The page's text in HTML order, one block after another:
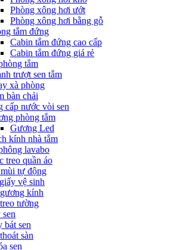
Phòng xông hơi ướt
Phòng xông hơi bằng gỗ
tắm đứng
Cabin tắm đứng cao cấp
Cabin tắm đứng giá rẻ
tắm
trượt sen tắm
xà phòng
bàn chải
cấp nước vòi sen
phòng tắm
Gương Led
kính nhà tắm
lavabo
treo quần áo
tự động
vệ sinh
kính
tường
sen
bát sen
sàn
sen